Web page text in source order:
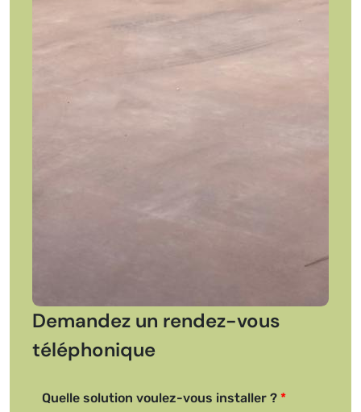
Demandez un rendez-vous
téléphonique
Quelle solution voulez-vous installer ?